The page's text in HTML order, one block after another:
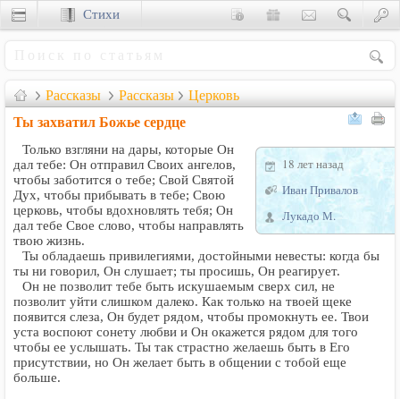
Рассказы Рассказы Церковь
Ты захватил Божье сердце
18 лет назад
Иван Привалов
Лукадо М.
Только взгляни на дары, которые Он
дал тебе: Он отправил Своих ангелов,
чтобы заботится о тебе; Свой Святой
Дух, чтобы прибывать в тебе; Свою
церковь, чтобы вдохновлять тебя; Он
дал тебе Свое слово, чтобы направлять
твою жизнь.
Ты обладаешь привилегиями, достойными невесты: когда бы
ты ни говорил, Он слушает; ты просишь, Он реагирует.
Он не позволит тебе быть искушаемым сверх сил, не
позволит уйти слишком далеко. Как только на твоей щеке
появится слеза, Он будет рядом, чтобы промокнуть ее. Твои
уста воспоют сонету любви и Он окажется рядом для того
чтобы ее услышать. Ты так страстно желаешь быть в Его
присутствии, но Он желает быть в общении с тобой еще
больше.
Стихи